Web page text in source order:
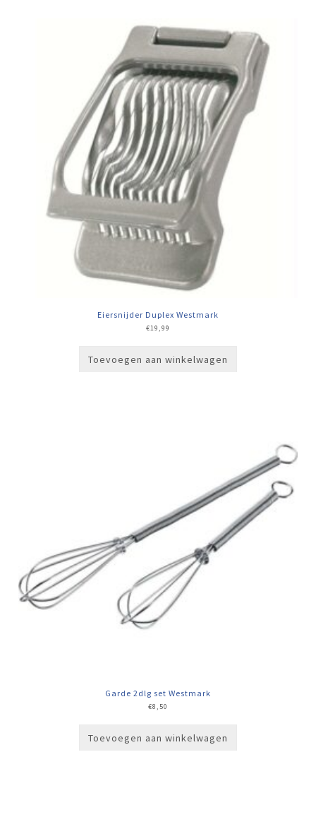
Eiersnijder Duplex Westmark
€19,99
Toevoegen aan winkelwagen
Garde 2dlg set Westmark
€8,50
Toevoegen aan winkelwagen